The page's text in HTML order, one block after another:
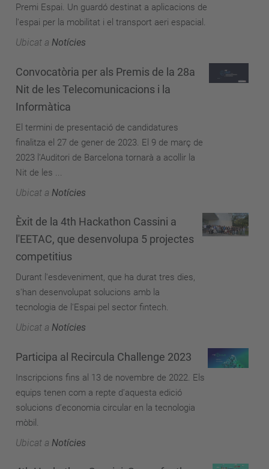
Premi Espai. Un guardó destinat a aplicacions de
l'espai per la mobilitat i el transport aeri espacial.
Ubicat a Notícies
Convocatòria per als Premis de la 28a
Nit de les Telecomunicacions i la
Informàtica
El termini de presentació de candidatures
finalitza el 27 de gener de 2023. El 9 de març de
2023 l’Auditori de Barcelona tornarà a acollir la
Nit de les ...
Ubicat a Notícies
Èxit de la 4th Hackathon Cassini a
l'EETAC, que desenvolupa 5 projectes
competitius
Durant l'esdeveniment, que ha durat tres dies,
s'han desenvolupat solucions amb la
tecnologia de l'Espai pel sector fintech.
Ubicat a Notícies
Participa al Recircula Challenge 2023
Inscripcions fins al 13 de novembre de 2022. Els
equips tenen com a repte d'aquesta edició
solucions d’economia circular en la tecnologia
mòbil.
Ubicat a Notícies